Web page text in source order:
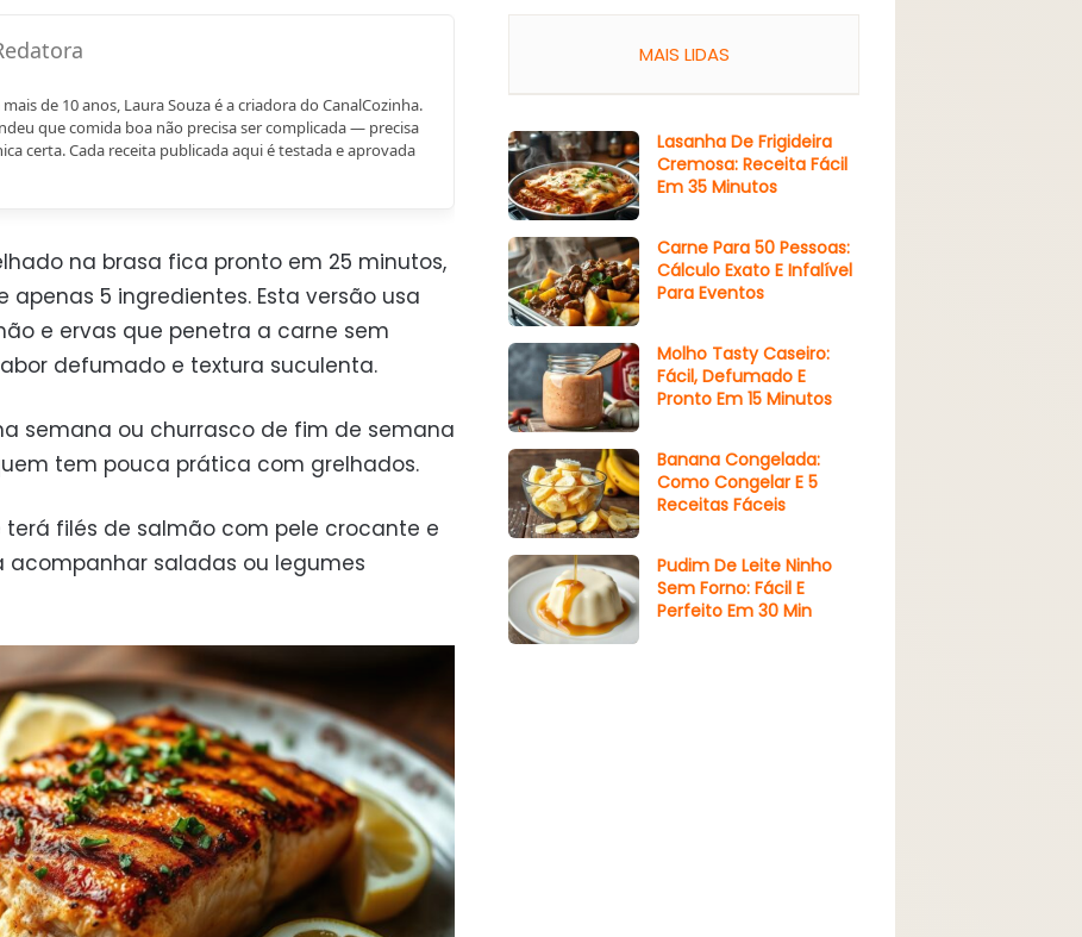
de 10 anos, Laura Souza é a criadora do CanalCozinha.
que comida boa não precisa ser complicada — precisa
certa. Cada receita publicada aqui é testada e aprovada
na brasa fica pronto em 25 minutos,
apenas 5 ingredientes. Esta versão usa
e ervas que penetra a carne sem
defumado e textura suculenta.
semana ou churrasco de fim de semana
tem pouca prática com grelhados.
terá filés de salmão com pele crocante e
acompanhar saladas ou legumes
MAIS LIDAS
Lasanha De Frigideira
Cremosa: Receita Fácil
Em 35 Minutos
Carne Para 50 Pessoas:
Cálculo Exato E Infalível
Para Eventos
Molho Tasty Caseiro:
Fácil, Defumado E
Pronto Em 15 Minutos
Banana Congelada:
Como Congelar E 5
Receitas Fáceis
Pudim De Leite Ninho
Sem Forno: Fácil E
Perfeito Em 30 Min